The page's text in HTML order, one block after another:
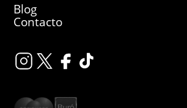
Blog
Contacto